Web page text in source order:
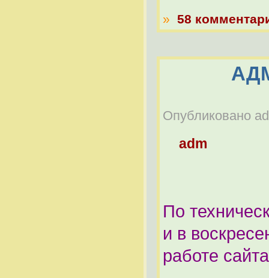
» 58
Опубликовано
adm
По
и в
работе